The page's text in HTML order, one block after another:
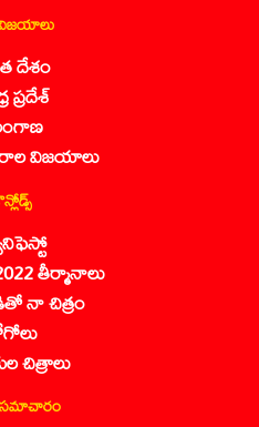
దేశం
ప్రదేశ్
విజయాలు
తీర్మానాలు
నా చిత్రం
చిత్రాలు
సమాచారం